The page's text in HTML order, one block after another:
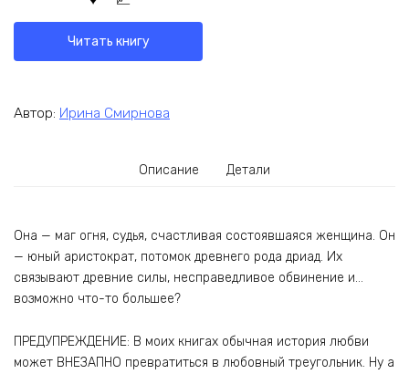
Читать книгу
Автор: Ирина Смирнова
Описание Детали
Она — маг огня, судья, счастливая состоявшаяся женщина. Он
— юный аристократ, потомок древнего рода дриад. Их
связывают древние силы, несправедливое обвинение и…
возможно что-то большее?
ПРЕДУПРЕЖДЕНИЕ: В моих книгах обычная история любви
может ВНЕЗАПНО превратиться в любовный треугольник. Ну а